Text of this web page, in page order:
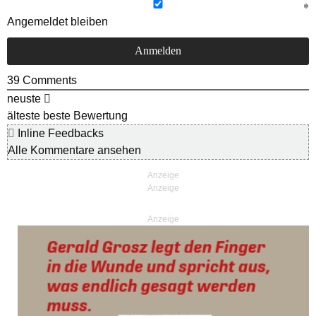
Angemeldet bleiben
39 Comments
neuste
älteste beste Bewertung
Inline Feedbacks
Alle Kommentare ansehen
Anzeige